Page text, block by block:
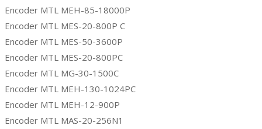
Encoder MTL MEH-85-18000P
Encoder MTL MES-20-800P C
Encoder MTL MES-50-3600P
Encoder MTL MES-20-800PC
Encoder MTL MG-30-1500C
Encoder MTL MEH-130-1024PC
Encoder MTL MEH-12-900P
Encoder MTL MAS-20-256N1